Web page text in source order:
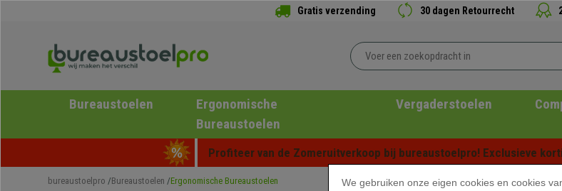
Gratis verzending 30 dagen Retourrecht
Bureaustoelen
Ergonomische
Bureaustoelen
Vergaderstoelen
Profiteer van de Zomeruitverkoop bij bureaustoelpro! Exclusieve
bureaustoelpro Bureaustoelen Ergonomische Bureaustoelen
We gebruiken onze eigen cookies en cookies